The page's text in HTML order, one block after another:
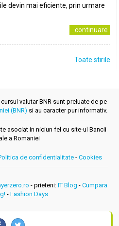
devin mai eficiente, prin urmare
..continuare
Toate stirile
valutar BNR sunt preluate de pe
(BNR) si au caracter pur informativ.
asociat in niciun fel cu site-ul Bancii
a Romaniei
de confidentialitate - Cookies
- prieteni: IT Blog - Cumpara
- Fashion Days